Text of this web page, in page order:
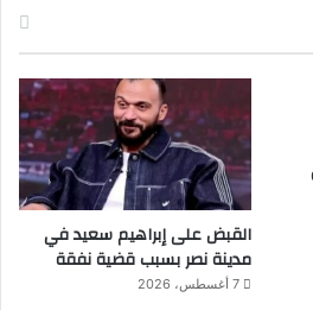
القبض على إبراهيم سعيد في
مدينة نصر بسبب قضية نفقة
7 أغسطس، 2026